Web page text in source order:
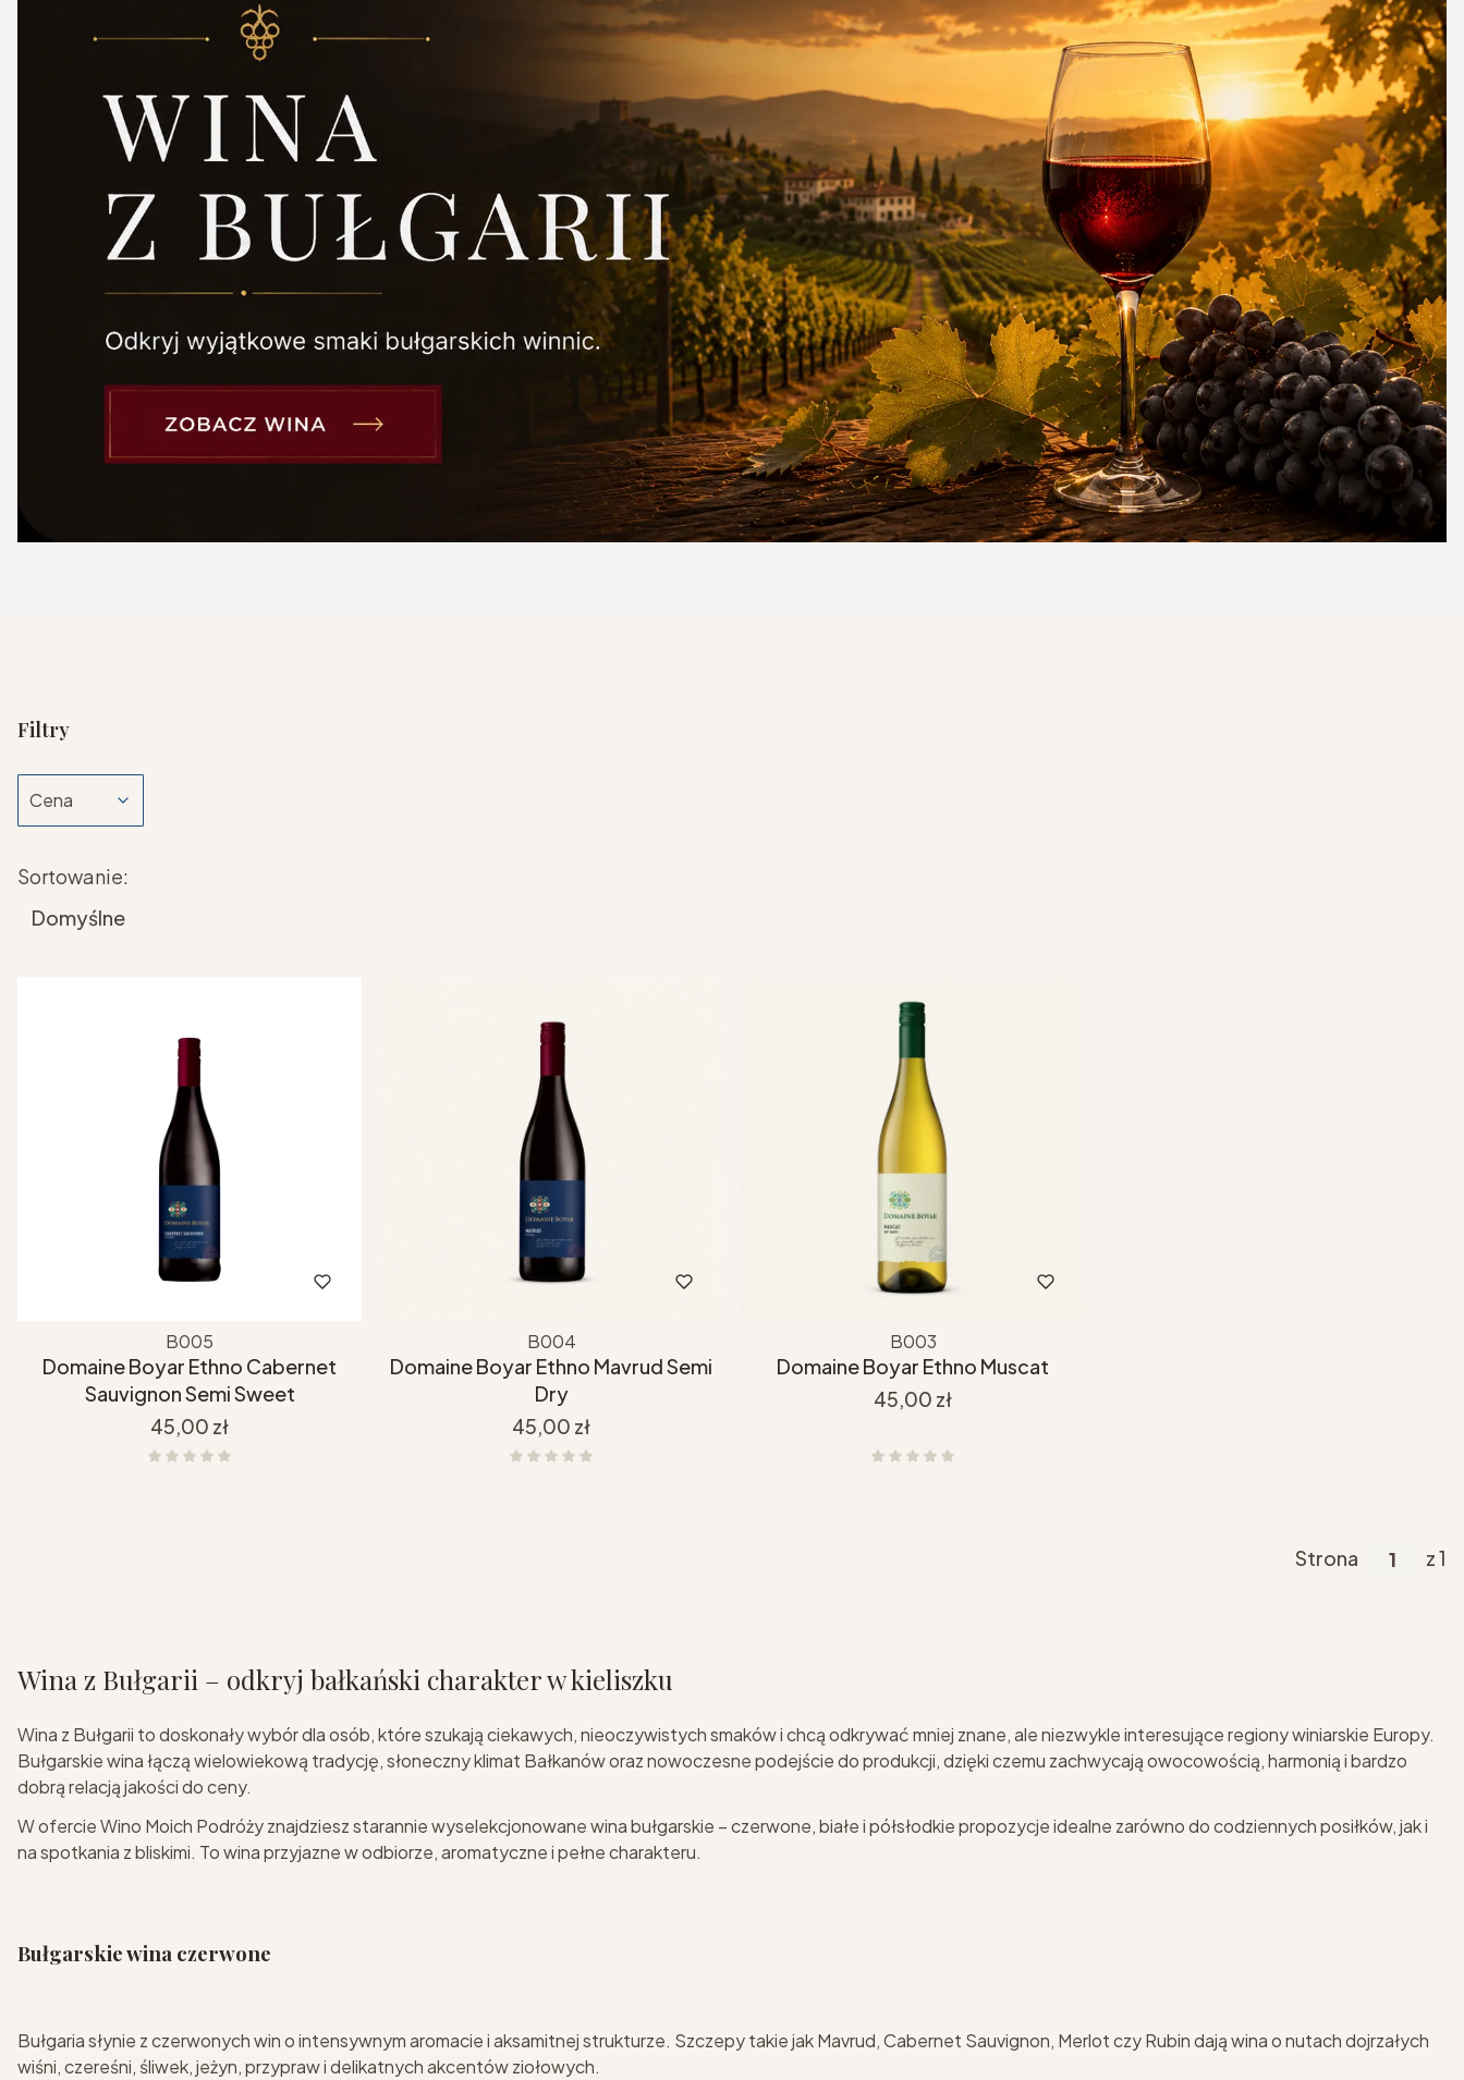
Filtry
Cena
Lista produktów
Sortowanie:
Domyślne
B005
Domaine Boyar Ethno Cabernet
Sauvignon Semi Sweet
Cena
45,00 zł
B004
Domaine Boyar Ethno Mavrud Semi
Dry
Cena
45,00 zł
B003
Domaine Boyar Ethno Muscat
Cena
45,00 zł
Strona z 1
Wina z Bułgarii – odkryj bałkański charakter w kieliszku
Wina z Bułgarii to doskonały wybór dla osób, które szukają ciekawych, nieoczywistych smaków i chcą odkrywać mniej znane, ale niezwykle interesujące regiony winiarskie Europy.
Bułgarskie wina łączą wielowiekową tradycję, słoneczny klimat Bałkanów oraz nowoczesne podejście do produkcji, dzięki czemu zachwycają owocowością, harmonią i bardzo
dobrą relacją jakości do ceny.
W ofercie Wino Moich Podróży znajdziesz starannie wyselekcjonowane wina bułgarskie – czerwone, białe i półsłodkie propozycje idealne zarówno do codziennych posiłków, jak i
na spotkania z bliskimi. To wina przyjazne w odbiorze, aromatyczne i pełne charakteru.
Bułgarskie wina czerwone
Bułgaria słynie z czerwonych win o intensywnym aromacie i aksamitnej strukturze. Szczepy takie jak Mavrud, Cabernet Sauvignon, Merlot czy Rubin dają wina o nutach dojrzałych
wiśni, czereśni, śliwek, jeżyn, przypraw i delikatnych akcentów ziołowych.